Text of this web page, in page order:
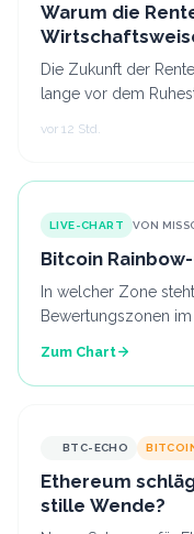
Warum die
auf
Die Zukunft der
lange vor dem
BTC-ECHO spricht
vor 12 Std.
LIVE-CHART VON
Bitcoin
In welcher Zone
Bewertungszonen im
Zum Chart
BTC-ECHO
Ethereum
stille Wende?